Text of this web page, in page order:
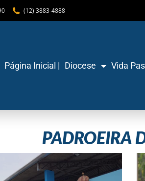
(12) 3883-4888
Página Inicial | Diocese Vida
PADROEIRA